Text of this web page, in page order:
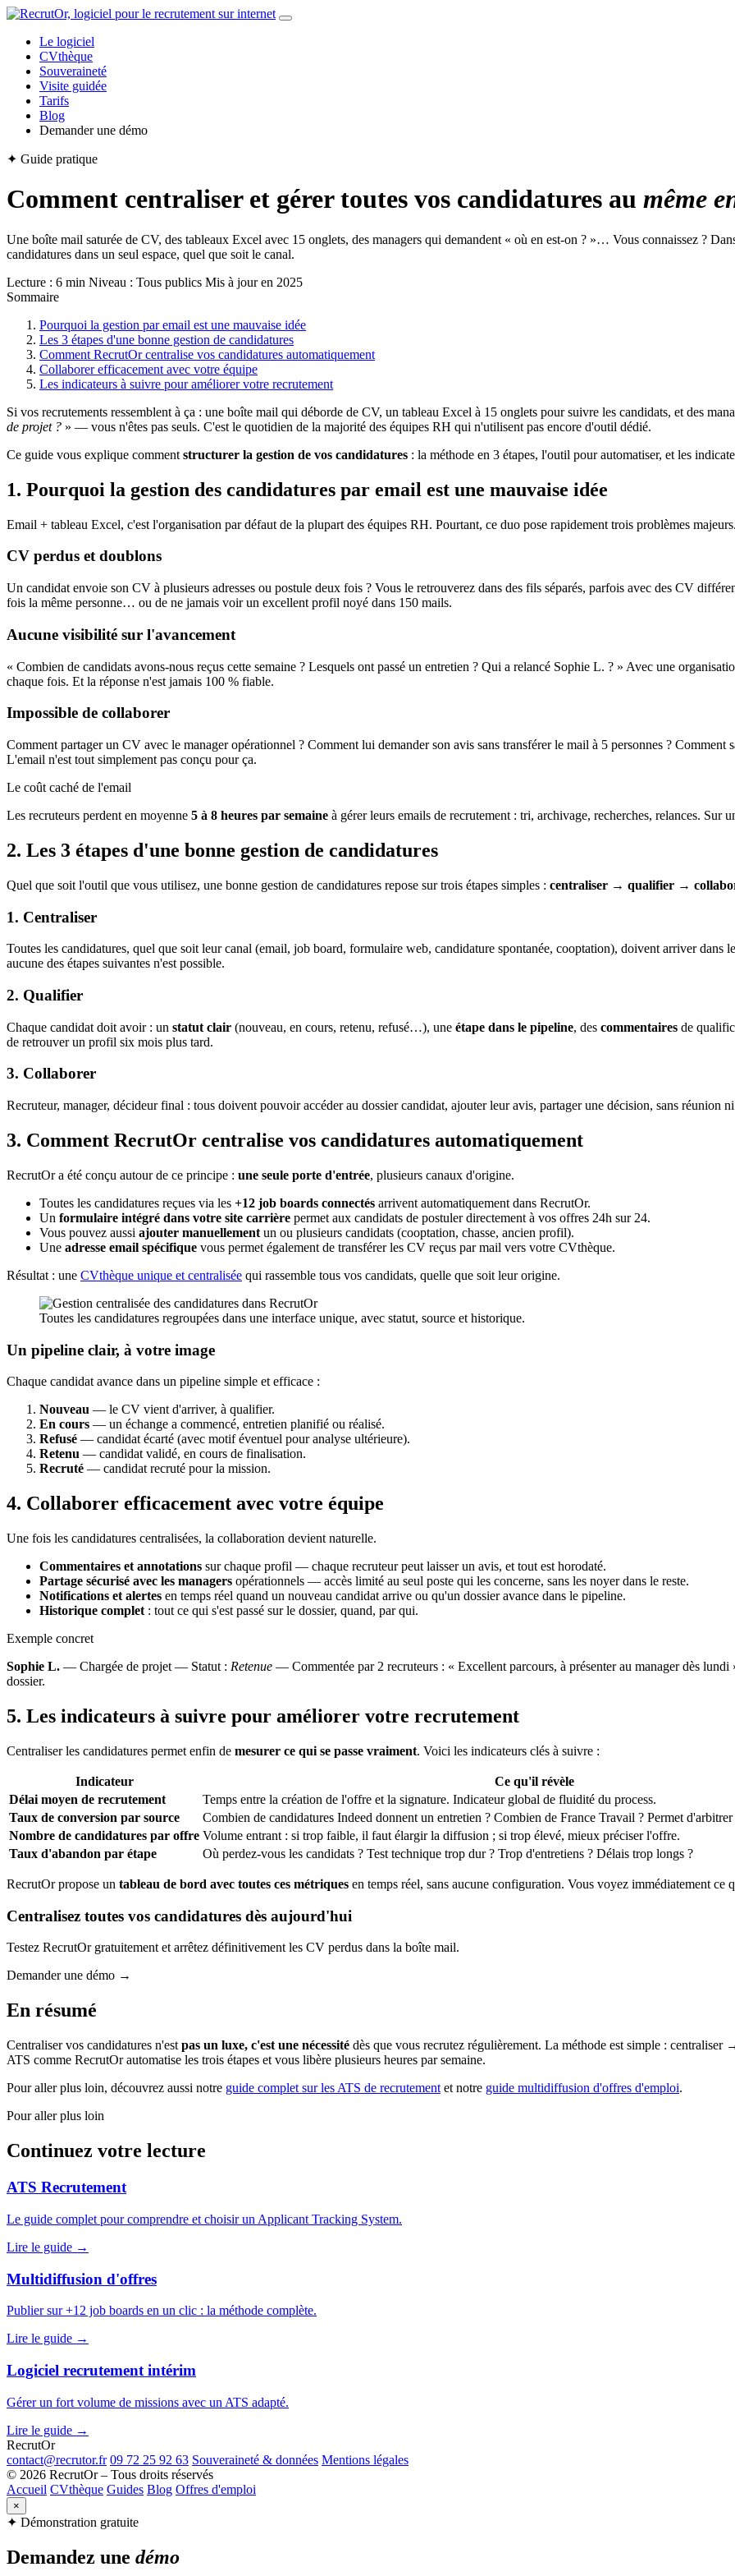
Le logiciel
CVthèque
Souveraineté
Visite guidée
Tarifs
Blog
Demander une démo
✦ Guide pratique
Comment centraliser et gérer toutes vos candidatures au même
Une boîte mail saturée de CV, des tableaux Excel avec 15 onglets, des managers qui demandent « où en est-on ? »… Vous connaissez ?
candidatures dans un seul espace, quel que soit le canal.
Lecture : 6 min Niveau : Tous publics Mis à jour en 2025
Sommaire
Pourquoi la gestion par email est une mauvaise idée
Les 3 étapes d'une bonne gestion de candidatures
Comment RecrutOr centralise vos candidatures automatiquement
Collaborer efficacement avec votre équipe
Les indicateurs à suivre pour améliorer votre recrutement
Si vos recrutements ressemblent à ça : une boîte mail qui déborde de CV, un tableau Excel à 15 onglets pour suivre les candidats, et des
de projet ? » — vous n'êtes pas seuls. C'est le quotidien de la majorité des équipes RH qui n'utilisent pas encore d'outil dédié.
Ce guide vous explique comment structurer la gestion de vos candidatures : la méthode en 3 étapes, l'outil pour automatiser, et les
1. Pourquoi la gestion des candidatures par email est une mauvaise idée
Email + tableau Excel, c'est l'organisation par défaut de la plupart des équipes RH. Pourtant, ce duo pose rapidement trois problèmes majeurs.
CV perdus et doublons
Un candidat envoie son CV à plusieurs adresses ou postule deux fois ? Vous le retrouverez dans des fils séparés, parfois avec des CV
fois la même personne… ou de ne jamais voir un excellent profil noyé dans 150 mails.
Aucune visibilité sur l'avancement
« Combien de candidats avons-nous reçus cette semaine ? Lesquels ont passé un entretien ? Qui a relancé Sophie L. ? » Avec une
chaque fois. Et la réponse n'est jamais 100 % fiable.
Impossible de collaborer
Comment partager un CV avec le manager opérationnel ? Comment lui demander son avis sans transférer le mail à 5 personnes ?
L'email n'est tout simplement pas conçu pour ça.
Le coût caché de l'email
Les recruteurs perdent en moyenne 5 à 8 heures par semaine à gérer leurs emails de recrutement : tri, archivage, recherches, relances. Sur
2. Les 3 étapes d'une bonne gestion de candidatures
Quel que soit l'outil que vous utilisez, une bonne gestion de candidatures repose sur trois étapes simples : centraliser → qualifier →
1. Centraliser
Toutes les candidatures, quel que soit leur canal (email, job board, formulaire web, candidature spontanée, cooptation), doivent arriver dans le
aucune des étapes suivantes n'est possible.
2. Qualifier
Chaque candidat doit avoir : un statut clair (nouveau, en cours, retenu, refusé…), une étape dans le pipeline, des commentaires de
de retrouver un profil six mois plus tard.
3. Collaborer
Recruteur, manager, décideur final : tous doivent pouvoir accéder au dossier candidat, ajouter leur avis, partager une décision, sans réunion
3. Comment RecrutOr centralise vos candidatures automatiquement
RecrutOr a été conçu autour de ce principe : une seule porte d'entrée, plusieurs canaux d'origine.
Toutes les candidatures reçues via les +12 job boards connectés arrivent automatiquement dans RecrutOr.
Un formulaire intégré dans votre site carrière permet aux candidats de postuler directement à vos offres 24h sur 24.
Vous pouvez aussi ajouter manuellement un ou plusieurs candidats (cooptation, chasse, ancien profil).
Une adresse email spécifique vous permet également de transférer les CV reçus par mail vers votre CVthèque.
Résultat : une CVthèque unique et centralisée qui rassemble tous vos candidats, quelle que soit leur origine.
Toutes les candidatures regroupées dans une interface unique, avec statut, source et historique.
Un pipeline clair, à votre image
Chaque candidat avance dans un pipeline simple et efficace :
Nouveau — le CV vient d'arriver, à qualifier.
En cours — un échange a commencé, entretien planifié ou réalisé.
Refusé — candidat écarté (avec motif éventuel pour analyse ultérieure).
Retenu — candidat validé, en cours de finalisation.
Recruté — candidat recruté pour la mission.
4. Collaborer efficacement avec votre équipe
Une fois les candidatures centralisées, la collaboration devient naturelle.
Commentaires et annotations sur chaque profil — chaque recruteur peut laisser un avis, et tout est horodaté.
Partage sécurisé avec les managers opérationnels — accès limité au seul poste qui les concerne, sans les noyer dans le reste.
Notifications et alertes en temps réel quand un nouveau candidat arrive ou qu'un dossier avance dans le pipeline.
Historique complet : tout ce qui s'est passé sur le dossier, quand, par qui.
Exemple concret
Sophie L. — Chargée de projet — Statut : Retenue — Commentée par 2 recruteurs : « Excellent parcours, à présenter au manager dès
dossier.
5. Les indicateurs à suivre pour améliorer votre recrutement
Centraliser les candidatures permet enfin de mesurer ce qui se passe vraiment. Voici les indicateurs clés à suivre :
Indicateur
Ce qu'il révèle
Délai moyen de recrutement
Temps entre la création de l'offre et la signature. Indicateur global de fluidité du process.
Taux de conversion par source
Combien de candidatures Indeed donnent un entretien ? Combien de France Travail ? Permet
Nombre de candidatures par offre Volume entrant : si trop faible, il faut élargir la diffusion ; si trop élevé, mieux préciser l'offre.
Taux d'abandon par étape
Où perdez-vous les candidats ? Test technique trop dur ? Trop d'entretiens ? Délais trop longs ?
RecrutOr propose un tableau de bord avec toutes ces métriques en temps réel, sans aucune configuration. Vous voyez immédiatement ce
Centralisez toutes vos candidatures dès aujourd'hui
Testez RecrutOr gratuitement et arrêtez définitivement les CV perdus dans la boîte mail.
Demander une démo →
En résumé
Centraliser vos candidatures n'est pas un luxe, c'est une nécessité dès que vous recrutez régulièrement. La méthode est simple :
ATS comme RecrutOr automatise les trois étapes et vous libère plusieurs heures par semaine.
Pour aller plus loin, découvrez aussi notre guide complet sur les ATS de recrutement et notre guide multidiffusion d'offres d'emploi.
Pour aller plus loin
Continuez votre lecture
ATS Recrutement
Le guide complet pour comprendre et choisir un Applicant Tracking System.
Lire le guide →
Multidiffusion d'offres
Publier sur +12 job boards en un clic : la méthode complète.
Lire le guide →
Logiciel recrutement intérim
Gérer un fort volume de missions avec un ATS adapté.
Lire le guide →
RecrutOr
contact@recrutor.fr 09 72 25 92 63 Souveraineté & données Mentions légales
© 2026 RecrutOr – Tous droits réservés
Accueil CVthèque Guides Blog Offres d'emploi
×
✦ Démonstration gratuite
Demandez une démo